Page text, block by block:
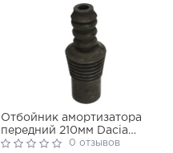
Отбойник амортизатора
передний 210мм Dacia
Duster, Logan I, Logan II
0 отзывов